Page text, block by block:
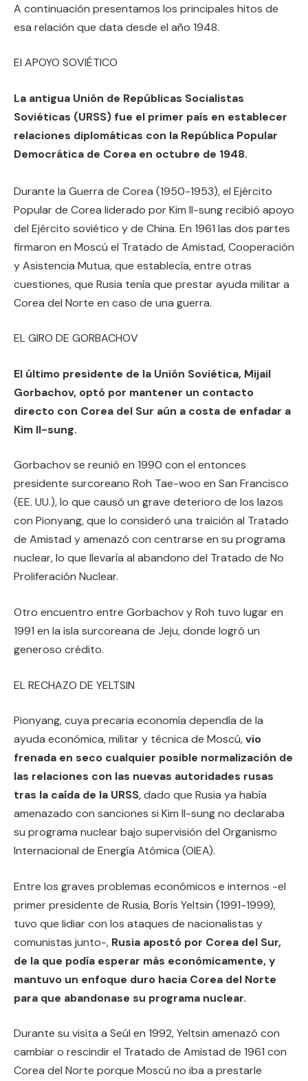
A continuación presentamos los principales hitos de
esa relación que data desde el año 1948.
El APOYO SOVIÉTICO
La antigua Unión de Repúblicas Socialistas
Soviéticas (URSS) fue el primer país en establecer
relaciones diplomáticas con la República Popular
Democrática de Corea en octubre de 1948.
Durante la Guerra de Corea (1950-1953), el Ejército
Popular de Corea liderado por Kim Il-sung recibió apoyo
del Ejército soviético y de China. En 1961 las dos partes
firmaron en Moscú el Tratado de Amistad, Cooperación
y Asistencia Mutua, que establecía, entre otras
cuestiones, que Rusia tenía que prestar ayuda militar a
Corea del Norte en caso de una guerra.
EL GIRO DE GORBACHOV
El último presidente de la Unión Soviética, Mijail
Gorbachov, optó por mantener un contacto
directo con Corea del Sur aún a costa de enfadar a
Kim Il-sung.
Gorbachov se reunió en 1990 con el entonces
presidente surcoreano Roh Tae-woo en San Francisco
(EE. UU.), lo que causó un grave deterioro de los lazos
con Pionyang, que lo consideró una traición al Tratado
de Amistad y amenazó con centrarse en su programa
nuclear, lo que llevaría al abandono del Tratado de No
Proliferación Nuclear.
Otro encuentro entre Gorbachov y Roh tuvo lugar en
1991 en la isla surcoreana de Jeju, donde logró un
generoso crédito.
EL RECHAZO DE YELTSIN
Pionyang, cuya precaria economía dependía de la
ayuda económica, militar y técnica de Moscú,vio
frenada en seco cualquier posible normalización de
las relaciones con las nuevas autoridades rusas
tras la caída de la URSS, dado que Rusia ya había
amenazado con sanciones si Kim Il-sung no declaraba
su programa nuclear bajo supervisión del Organismo
Internacional de Energía Atómica (OIEA).
Entre los graves problemas económicos e internos -el
primer presidente de Rusia, Borís Yeltsin (1991-1999),
tuvo que lidiar con los ataques de nacionalistas y
comunistas junto-, Rusia apostó por Corea del Sur,
de la que podía esperar más económicamente, y
mantuvo un enfoque duro hacia Corea del Norte
para que abandonase su programa nuclear.
Durante su visita a Seúl en 1992, Yeltsin amenazó con
cambiar o rescindir el Tratado de Amistad de 1961 con
Corea del Norte porque Moscú no iba a prestarle